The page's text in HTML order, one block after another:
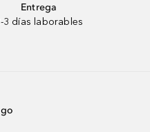
Entrega
3 días laborables